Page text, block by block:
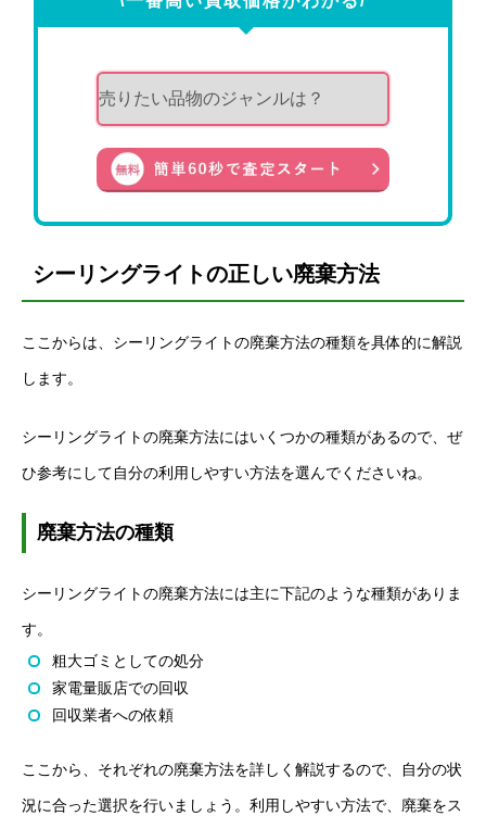
シーリングライトの正しい廃棄方法
ここからは、シーリングライトの廃棄方法の種類を具体的に解説
します。
シーリングライトの廃棄方法にはいくつかの種類があるので、ぜ
ひ参考にして自分の利用しやすい方法を選んでくださいね。
廃棄方法の種類
シーリングライトの廃棄方法には主に下記のような種類がありま
す。
粗大ゴミとしての処分
家電量販店での回収
回収業者への依頼
ここから、それぞれの廃棄方法を詳しく解説するので、自分の状
況に合った選択を行いましょう。利用しやすい方法で、廃棄をス